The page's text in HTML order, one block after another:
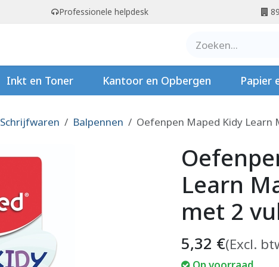
Professionele helpdesk
Inkt en Toner Kantoor en Opbergen Papier
Schrijfwaren Balpennen Oefenpen Maped Kidy
Learn
met 2
5,32 €(Excl.